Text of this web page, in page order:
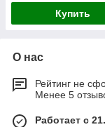
Купить
О нас
Рейтинг не
Менее 5
Работает с